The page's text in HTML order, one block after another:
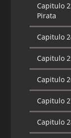
Capitulo
Pirata
Capitulo
Capitulo
Capitulo
Capitulo
Capitulo